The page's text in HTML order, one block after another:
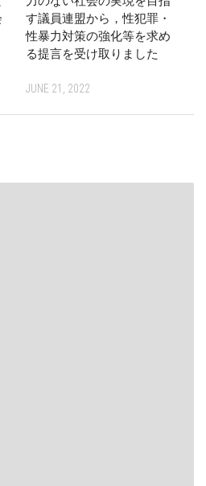
す議員連盟から，性犯罪・
性暴力対策の強化等を求め
る提言を受け取りました
JUNE 21, 2022